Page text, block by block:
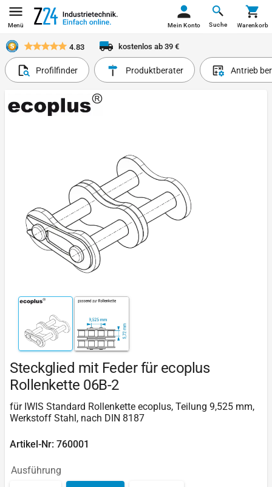
Menü Suche
Mein Konto Warenkorb
4.83 kostenlos ab 39 €
Profilfinder Produktberater Antrieb
Steckglied mit Feder für ecoplus
Rollenkette 06B-2
für IWIS Standard Rollenkette ecoplus, Teilung 9,525 mm,
Werkstoff Stahl, nach DIN 8187
Artikel-Nr: 760001
Ausführung